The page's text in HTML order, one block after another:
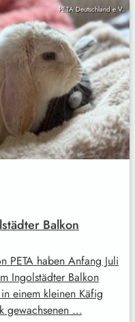
PETA Deutschland e.V.
Balkon
PETA haben Anfang Juli
Ingolstädter Balkon
einem kleinen Käfig
gewachsenen …